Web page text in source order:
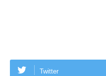
Twitter